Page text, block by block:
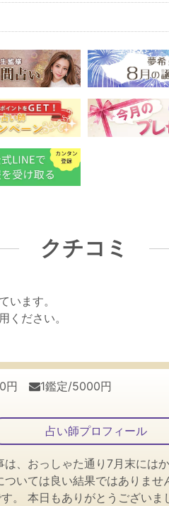
クチコミ
います。
ください。
円 1鑑定/5000円
占い師プロフィール
、おっしゃた通り7月末には
いては良い結果ではありま
。 本日もありがとうございま